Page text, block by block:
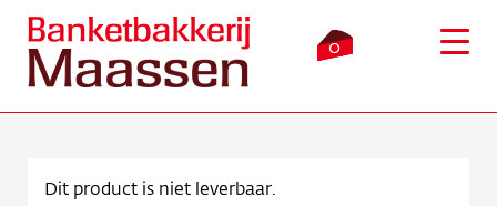
0
Dit product is niet leverbaar.